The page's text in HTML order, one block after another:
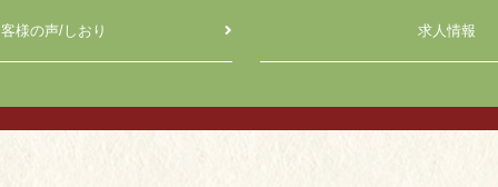
様の声/しおり 求人情報